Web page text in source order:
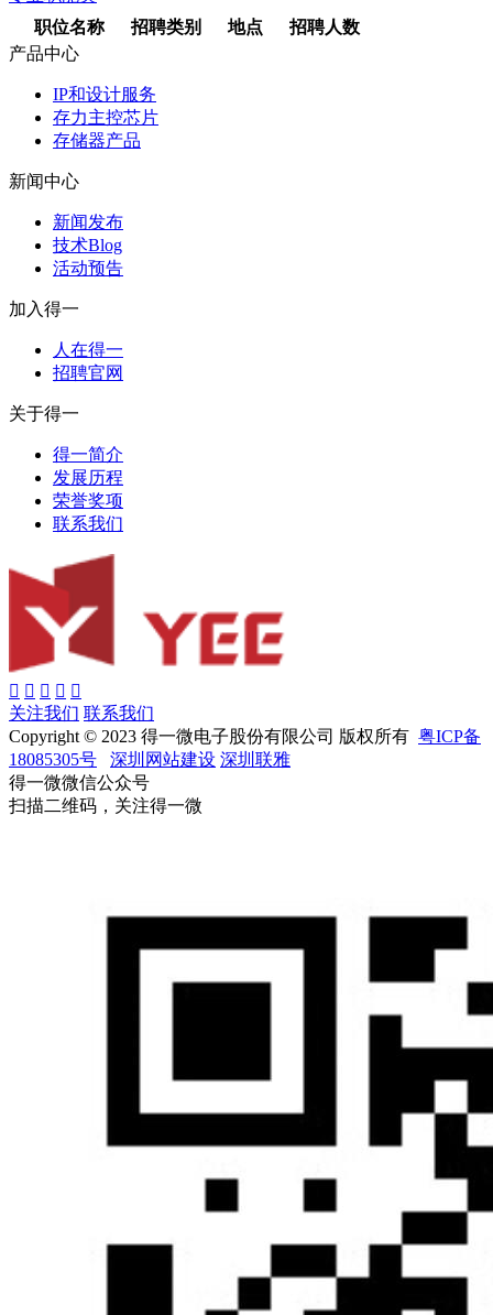
职位名称
招聘类别 地点
招聘人数
产品中心
IP和设计服务
存力主控芯片
存储器产品
新闻中心
新闻发布
技术Blog
活动预告
加入得一
人在得一
招聘官网
关于得一
得一简介
发展历程
荣誉奖项
联系我们
关注我们 联系我们
Copyright © 2023 得一微电子股份有限公司 版权所有 粤ICP备
18085305号
深圳网站建设 深圳联雅
得一微微信公众号
扫描二维码，关注得一微